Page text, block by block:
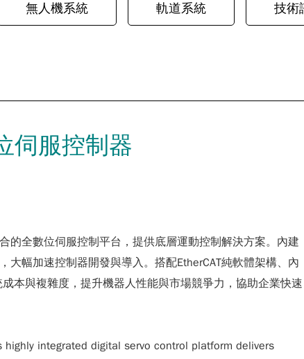
無人機系統 軌道系統 技術
伺服控制器
的全數位伺服控制平台，提供底層運動控制解決方案。內建
幅加速控制器開發與導入。搭配EtherCAT純軟體架構、內
本與複雜度，提升機器人性能與市場競爭力，協助企業快速
integrated digital servo control platform delivers